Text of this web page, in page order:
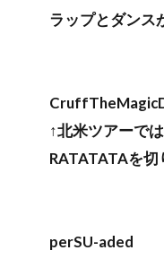
ラップとダンス
↑北米ツアーで
RATATATAを切
perSU-aded